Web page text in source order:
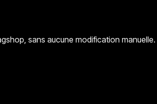
sans aucune modification manuelle.